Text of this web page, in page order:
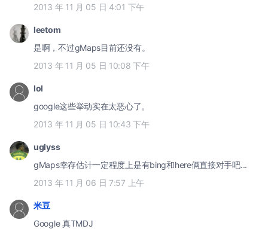
2013 年 11 月 05 日 4:01 下午
leetom
是啊，不过gMaps目前还没有。
2013 年 11 月 05 日 10:08 下午
lol
google这些举动实在太恶心了。
2013 年 11 月 05 日 10:43 下午
uglyss
gMaps幸存估计一定程度上是有bing和here俩直接对手吧...
2013 年 11 月 06 日 7:57 上午
米豆
Google 真TMDJ